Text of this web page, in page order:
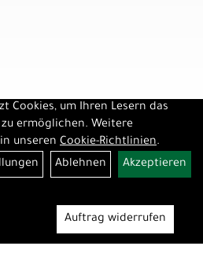
Cookies, um Ihren Lesern das
ermöglichen. Weitere
unseren Cookie-Richtlinien.
Ablehnen Akzeptieren
Auftrag widerrufen